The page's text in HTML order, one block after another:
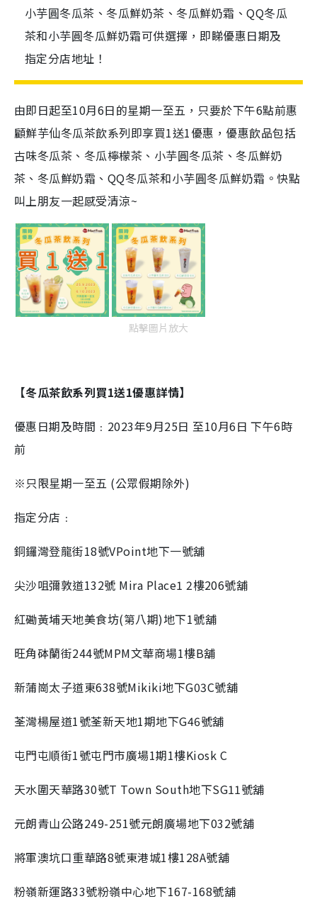
小芋圓冬瓜茶、冬瓜鮮奶茶、冬瓜鮮奶霜、QQ冬瓜
茶和小芋圓冬瓜鮮奶霜可供選擇，即睇優惠日期及
指定分店地址！
由即日起至10月6日的星期一至五，只要於下午6點前惠
顧鮮芋仙冬瓜茶飲系列即享買1送1優惠，優惠飲品包括
古味冬瓜茶、冬瓜檸檬茶、小芋圓冬瓜茶、冬瓜鮮奶
茶、冬瓜鮮奶霜、QQ冬瓜茶和小芋圓冬瓜鮮奶霜。快點
叫上朋友一起感受清涼~
點擊圖片放大
【冬瓜茶飲系列買1送1優惠詳情】
優惠日期及時間﹕2023年9月25日 至10月6日 下午6時
前
※只限星期一至五 (公眾假期除外)
指定分店﹕
銅鑼灣登龍街18號VPoint地下一號舖
尖沙咀彌敦道132號 Mira Place1 2樓206號舖
紅磡黃埔天地美食坊(第八期)地下1號舖
旺角砵蘭街244號MPM文華商場1樓B舖
新蒲崗太子道東638號Mikiki地下G03C號舖
荃灣楊屋道1號荃新天地1期地下G46號舖
屯門屯順街1號屯門市廣場1期1樓Kiosk C
天水圍天華路30號T Town South地下SG11號舖
元朗青山公路249-251號元朗廣場地下032號舖
將軍澳坑口重華路8號東港城1樓128A號舖
粉嶺新運路33號粉嶺中心地下167-168號舖